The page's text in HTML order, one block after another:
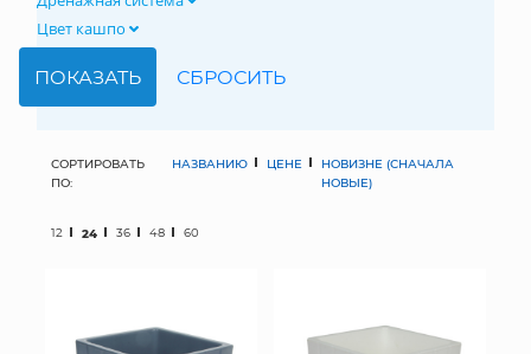
МЯГКИЕ ИГРУШКИ
Цвет кашпо
СОРТИРОВАТЬ
ПО:
НАЗВАНИЮ ЦЕНЕ
НОВИЗНЕ (СНАЧАЛА
НОВЫЕ)
12 24 36 48 60